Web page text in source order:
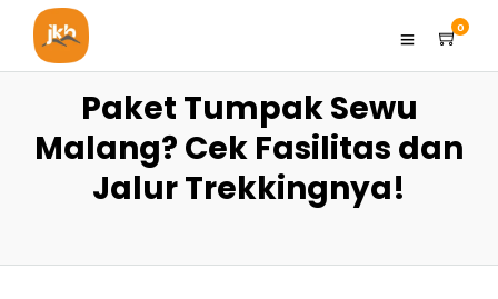
0
Paket Tumpak Sewu
Malang? Cek Fasilitas dan
Jalur Trekkingnya!